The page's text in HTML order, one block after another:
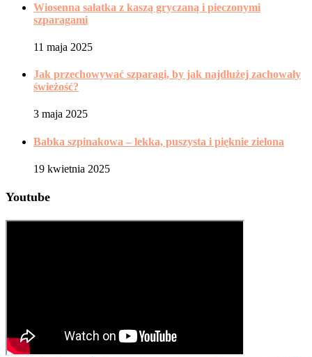
Wiosenna sałatka z kaszą gryczaną i pieczonymi
szparagami
11 maja 2025
Jak przechowywać szparagi, by jak najdłużej zachowały
świeżość?
3 maja 2025
Babka szpinakowa – lekka, puszysta i pięknie zielona
19 kwietnia 2025
Youtube